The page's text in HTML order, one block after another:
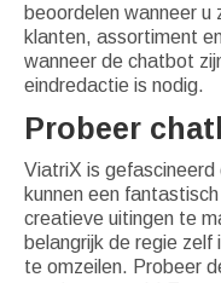
beoordelen wanneer
klanten, assortiment
wanneer de chatbot
eindredactie is nodig.
Probeer
ViatriX is
kunnen een
creatieve uitingen te
belangrijk de regie zelf
te omzeilen. Probeer